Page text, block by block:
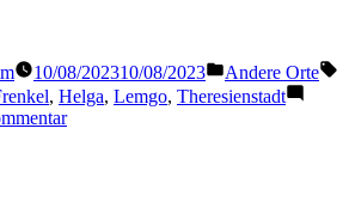
10/08/202310/08/2023
Veröffentlicht
in
Andere Orte
, Helga, Lemgo, Theresienstadt
zu